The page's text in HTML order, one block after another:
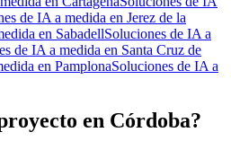
de IA a medida en Jerez de la
en SabadellSoluciones de IA a
de IA a medida en Santa Cruz de
en PamplonaSoluciones de IA a
en Córdoba?